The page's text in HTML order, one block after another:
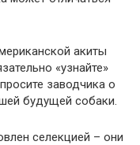
акиты
«узнайте»
заводчика о
будущей собаки.
селекцией – они